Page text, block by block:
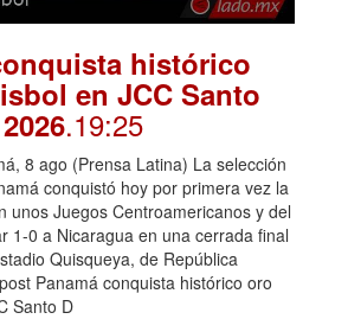
histórico
en JCC Santo
.19:25
8 ago (Prensa Latina) La selección
conquistó hoy por primera vez la
unos Juegos Centroamericanos y del
1-0 a Nicaragua en una cerrada final
Quisqueya, de República
Panamá conquista histórico oro
Santo D